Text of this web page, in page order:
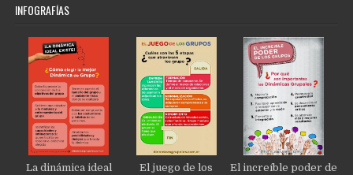
INFOGRAFÍAS
La dinámica ideal
El juego de los
El increíble poder de